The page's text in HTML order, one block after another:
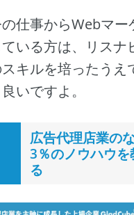
仕事からWebマー
いる方は、リスナ
キルを培ったうえ
いですよ。
広告代理店業の
3％のノウハウ
る